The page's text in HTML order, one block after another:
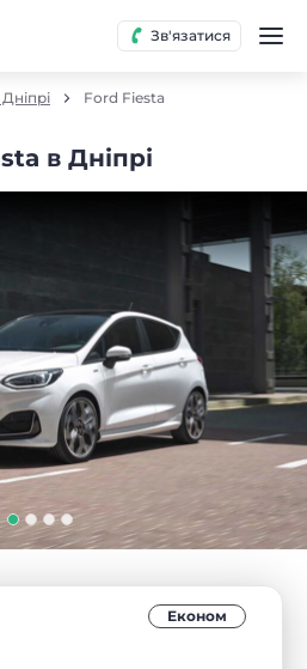
Зв'язатися
Ford Fiesta
в Дніпрі
Економ